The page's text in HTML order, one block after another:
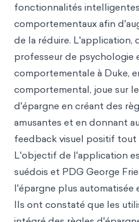
fonctionnalités
comportementaux afin
de la réduire. L'application,
professeur de psychologie
comportementale à Duke,
comportemental, joue sur
d'épargne en créant des
amusantes et en donnant
feedback visuel positif tout
L'objectif de l'application
suédois et PDG George
l'épargne plus automatisée
Ils ont constaté que les